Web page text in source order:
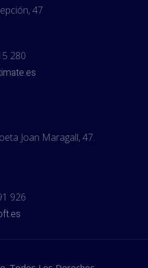
47
280
Joan Maragall, 47.
926